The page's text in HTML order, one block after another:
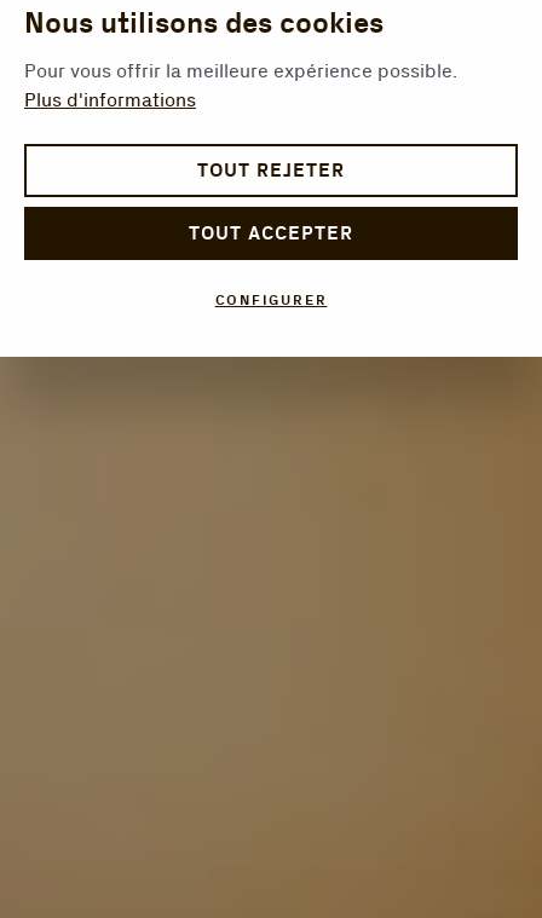
Nous utilisons des cookies
Pour vous offrir la meilleure expérience possible.
Plus d'informations
TOUT REJETER
TOUT ACCEPTER
CONFIGURER